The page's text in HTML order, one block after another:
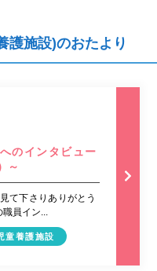
護施設)のおたより
のインタビュー
～
て下さりありがとう
員イン...
童養護施設